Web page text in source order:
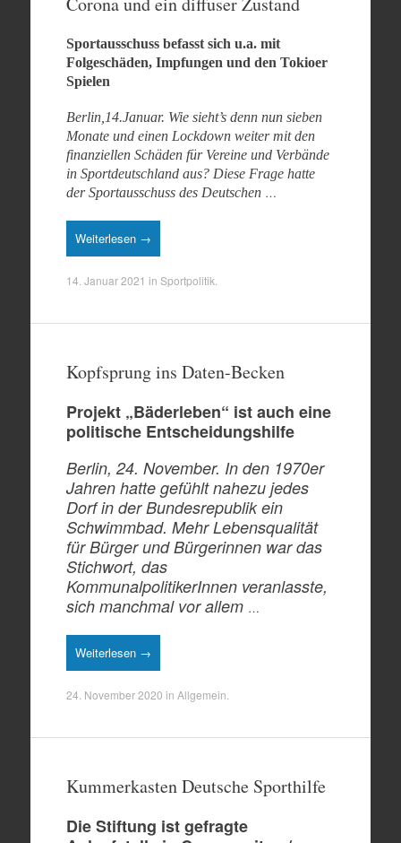
Sportausschuss befasst sich u.a. mit
Folgeschäden, Impfungen und den Tokioer
Spielen
Berlin,14.Januar. Wie sieht’s denn nun sieben
Monate und einen Lockdown weiter mit den
finanziellen Schäden für Vereine und Verbände
in Sportdeutschland aus? Diese Frage hatte
der Sportausschuss des Deutschen …
Weiterlesen →
14. Januar 2021 in Sportpolitik
Kopfsprung ins Daten-Becken
Projekt „Bäderleben“ ist auch eine
politische Entscheidungshilfe
Berlin, 24. November. In den 1970er
Jahren hatte gefühlt nahezu jedes
Dorf in der Bundesrepublik ein
Schwimmbad. Mehr Lebensqualität
für Bürger und Bürgerinnen war das
Stichwort, das
KommunalpolitikerInnen veranlasste,
sich manchmal vor allem …
Weiterlesen →
24. November 2020 in Allgemein
Kummerkasten Deutsche Sporthilfe
Die Stiftung ist gefragte